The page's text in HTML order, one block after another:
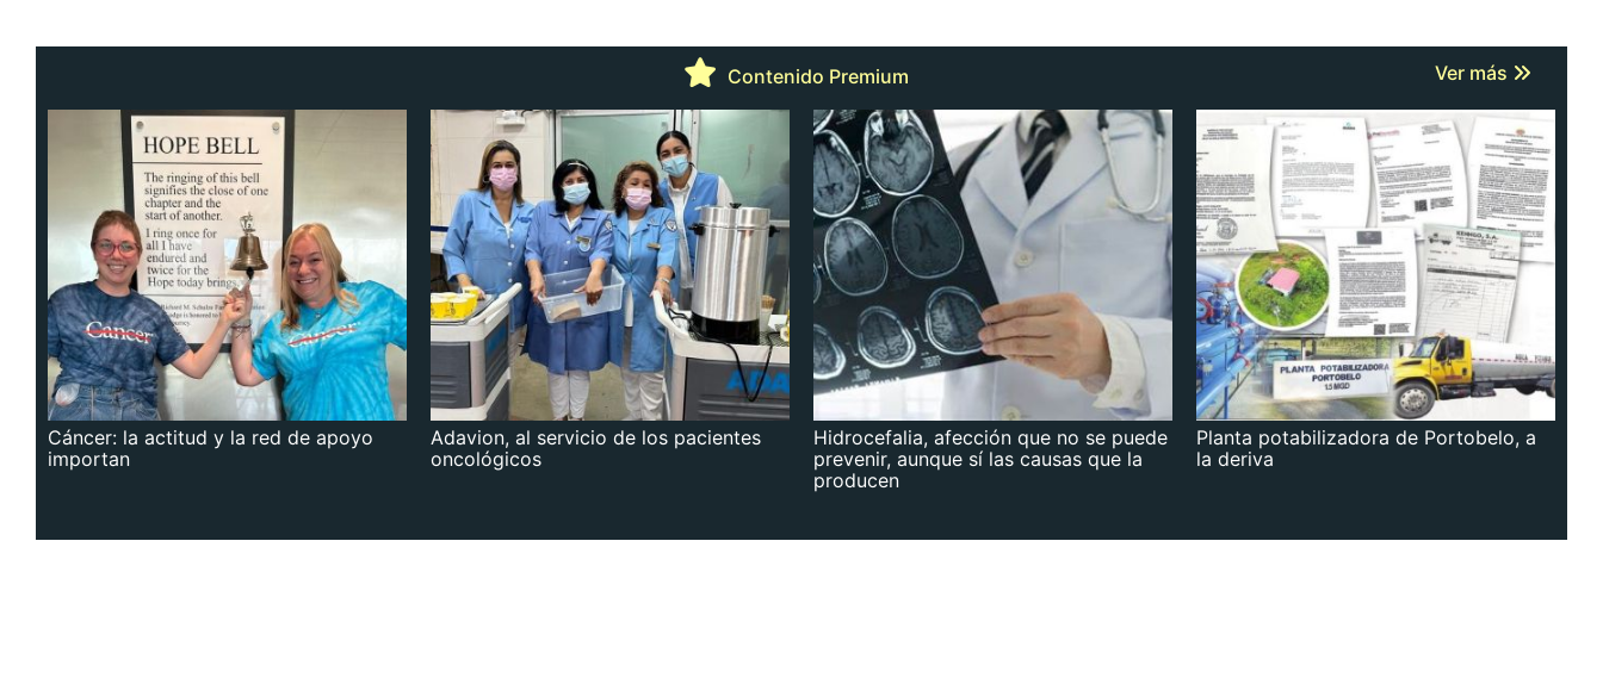
Contenido Premium Ver más
Cáncer: la actitud y la red de apoyo
importan
Adavion, al servicio de los pacientes
oncológicos
Hidrocefalia, afección que no se puede
prevenir, aunque sí las causas que la
producen
Planta potabilizadora de Portobelo, a
la deriva